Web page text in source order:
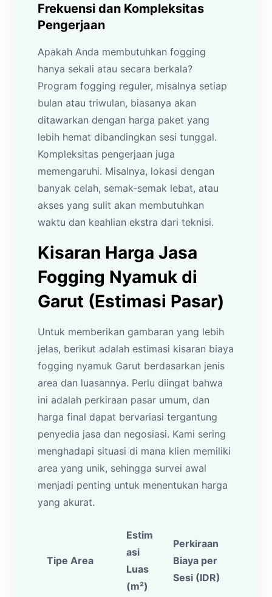
Frekuensi dan Kompleksitas
Pengerjaan
Apakah Anda membutuhkan fogging
hanya sekali atau secara berkala?
Program fogging reguler, misalnya setiap
bulan atau triwulan, biasanya akan
ditawarkan dengan harga paket yang
lebih hemat dibandingkan sesi tunggal.
Kompleksitas pengerjaan juga
memengaruhi. Misalnya, lokasi dengan
banyak celah, semak-semak lebat, atau
akses yang sulit akan membutuhkan
waktu dan keahlian ekstra dari teknisi.
Kisaran Harga Jasa
Fogging Nyamuk di
Garut (Estimasi Pasar)
Untuk memberikan gambaran yang lebih
jelas, berikut adalah estimasi kisaran biaya
fogging nyamuk Garut berdasarkan jenis
area dan luasannya. Perlu diingat bahwa
ini adalah perkiraan pasar umum, dan
harga final dapat bervariasi tergantung
penyedia jasa dan negosiasi. Kami sering
menghadapi situasi di mana klien memiliki
area yang unik, sehingga survei awal
menjadi penting untuk menentukan harga
yang akurat.
Tipe Area
Estim
asi
Luas
(m²)
Perkiraan
Biaya per
Sesi (IDR)